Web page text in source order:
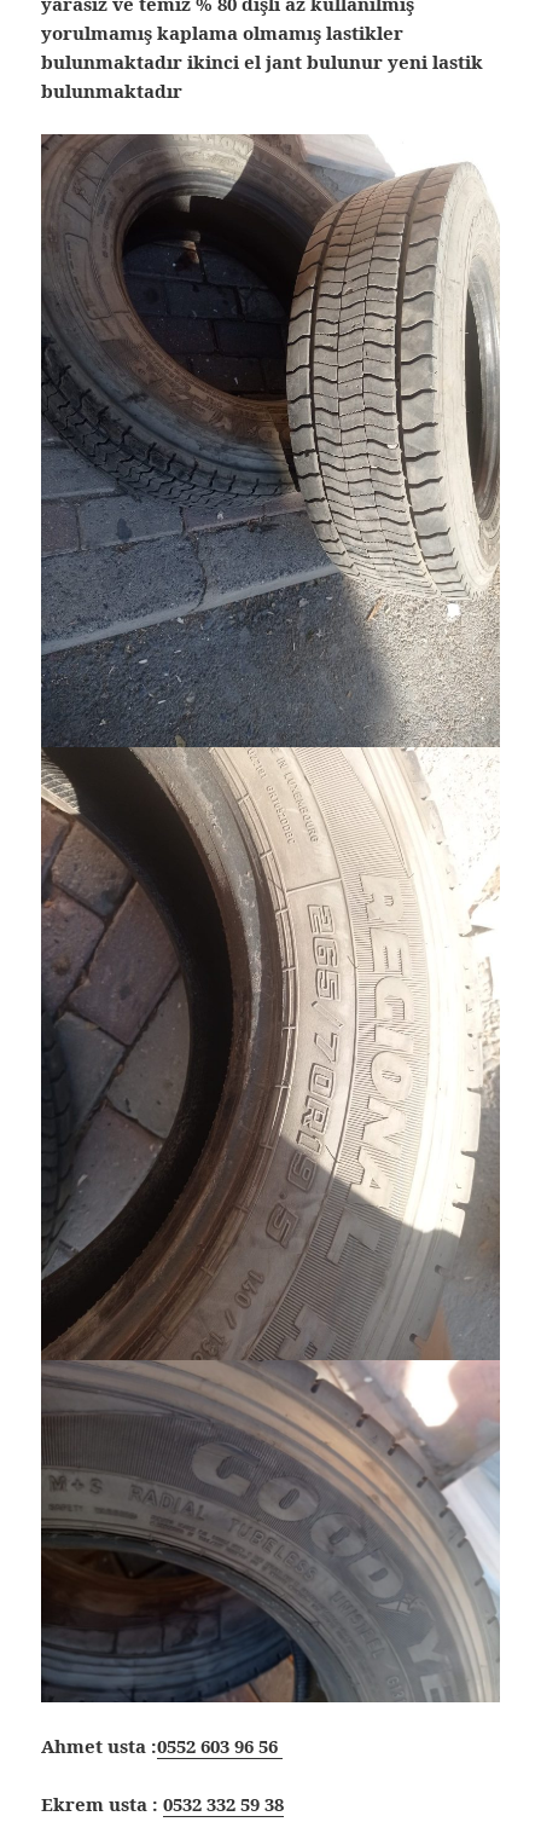
yorulmamış kaplama olmamış lastikler
bulunmaktadır ikinci el jant bulunur yeni lastik
bulunmaktadır
Ahmet usta :0552 603 96 56
Ekrem usta :0532 332 59 38